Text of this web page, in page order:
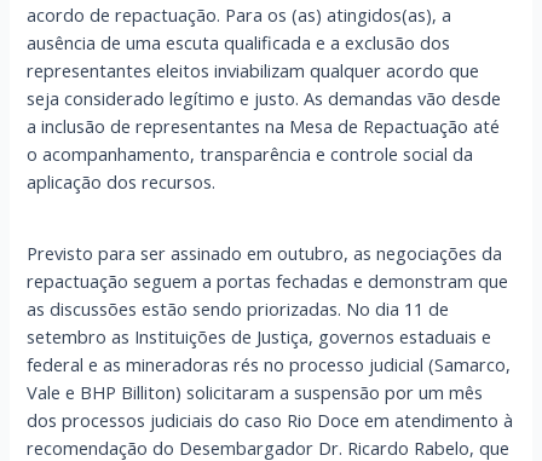
acordo de repactuação. Para os (as) atingidos(as), a
ausência de uma escuta qualificada e a exclusão dos
representantes eleitos inviabilizam qualquer acordo que
seja considerado legítimo e justo. As demandas vão desde
a inclusão de representantes na Mesa de Repactuação até
o acompanhamento, transparência e controle social da
aplicação dos recursos.
Previsto para ser assinado em outubro, as negociações da
repactuação seguem a portas fechadas e demonstram que
as discussões estão sendo priorizadas. No dia 11 de
setembro as Instituições de Justiça, governos estaduais e
federal e as mineradoras rés no processo judicial (Samarco,
Vale e BHP Billiton) solicitaram a suspensão por um mês
dos processos judiciais do caso Rio Doce em atendimento à
recomendação do Desembargador Dr. Ricardo Rabelo, que